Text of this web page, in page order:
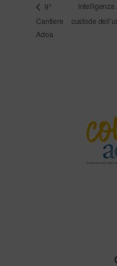
9°
Cantiere
Adoa
Intelligenza
custode